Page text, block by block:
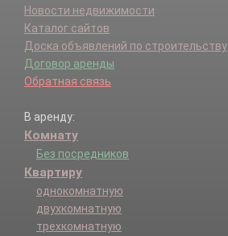
Новости недвижимости
Каталог сайтов
Доска объявлений по строительству
Договор аренды
Обратная связь
В аренду:
Комнату
Без посредников
Квартиру
однокомнатную
двухкомнатную
трехкомнатную